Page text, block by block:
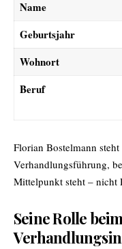
Name
Geburtsjahr
Wohnort
Beruf
Florian Bostelmann
Verhandlungsführung,
Mittelpunkt steht – nicht
Seine Rolle